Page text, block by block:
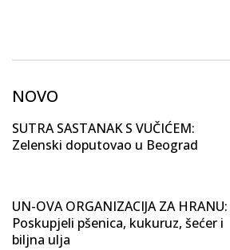
NOVO
SUTRA SASTANAK S VUČIĆEM:
Zelenski doputovao u Beograd
UN-OVA ORGANIZACIJA ZA HRANU:
Poskupjeli pšenica, kukuruz, šećer i
biljna ulja